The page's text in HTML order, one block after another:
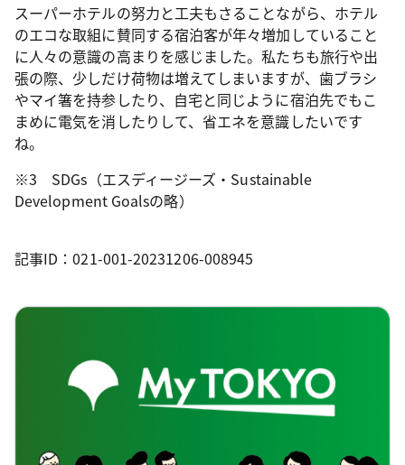
スーパーホテルの努力と工夫もさることながら、ホテル
のエコな取組に賛同する宿泊客が年々増加していること
に人々の意識の高まりを感じました。私たちも旅行や出
張の際、少しだけ荷物は増えてしまいますが、歯ブラシ
やマイ箸を持参したり、自宅と同じように宿泊先でもこ
まめに電気を消したりして、省エネを意識したいです
ね。
※3 SDGs（エスディージーズ・Sustainable
Development Goalsの略）
記事ID：021-001-20231206-008945